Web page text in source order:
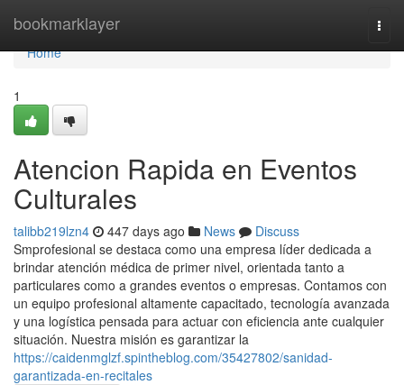
bookmarklayer
Home
Home
1
Atencion Rapida en Eventos
Culturales
talibb219lzn4 447 days ago News
Discuss
Smprofesional se destaca como una empresa líder dedicada a
brindar atención médica de primer nivel, orientada tanto a
particulares como a grandes eventos o empresas. Contamos con
un equipo profesional altamente capacitado, tecnología avanzada
y una logística pensada para actuar con eficiencia ante cualquier
situación. Nuestra misión es garantizar la
https://caidenmglzf.spintheblog.com/35427802/sanidad-
garantizada-en-recitales